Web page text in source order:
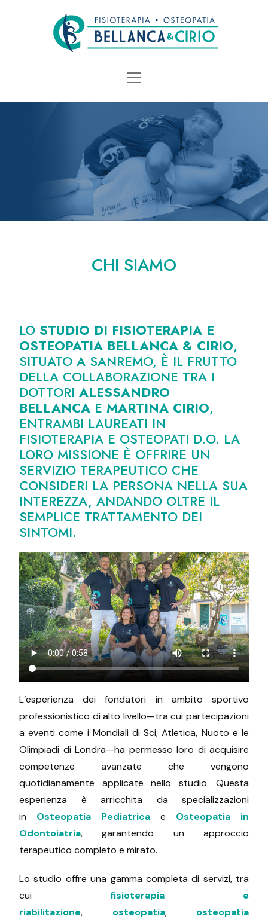
CHI SIAMO
LO STUDIO DI FISIOTERAPIA E
OSTEOPATIA BELLANCA & CIRIO,
SITUATO A SANREMO, È IL FRUTTO
DELLA COLLABORAZIONE TRA I
DOTTORI ALESSANDRO
BELLANCA E MARTINA CIRIO,
ENTRAMBI LAUREATI IN
FISIOTERAPIA E OSTEOPATI D.O. LA
LORO MISSIONE È OFFRIRE UN
SERVIZIO TERAPEUTICO CHE
CONSIDERI LA PERSONA NELLA SUA
INTEREZZA, ANDANDO OLTRE IL
SEMPLICE TRATTAMENTO DEI
SINTOMI.
L’esperienza dei fondatori in ambito sportivo
professionistico di alto livello—tra cui partecipazioni
a eventi come i Mondiali di Sci, Atletica, Nuoto e le
Olimpiadi di Londra—ha permesso loro di acquisire
competenze avanzate che vengono
quotidianamente applicate nello studio. Questa
esperienza è arricchita da specializzazioni
in Osteopatia Pediatrica e Osteopatia in
Odontoiatria, garantendo un approccio
terapeutico completo e mirato.
Lo studio offre una gamma completa di servizi, tra
cui fisioterapia e
riabilitazione, osteopatia, osteopatia